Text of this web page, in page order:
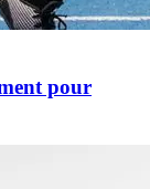
pour